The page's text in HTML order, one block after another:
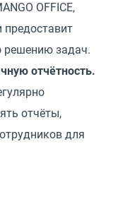
OFFICE,
предоставит
решению задач.
отчётность.
отчёты,
для